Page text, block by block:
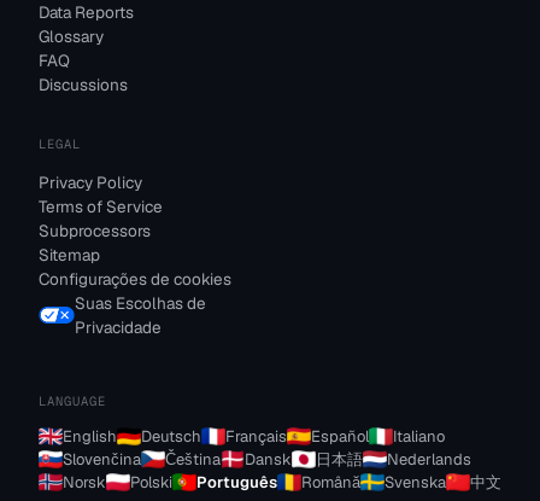
Data Reports
Glossary
FAQ
Discussions
LEGAL
Privacy Policy
Terms of Service
Subprocessors
Sitemap
Configurações de cookies
Suas Escolhas de
Privacidade
LANGUAGE
English Deutsch Français Español
Italiano
Slovenčina
Čeština Dansk 日本語
Nederlands
Norsk
Polski Português Română Svenska 中文